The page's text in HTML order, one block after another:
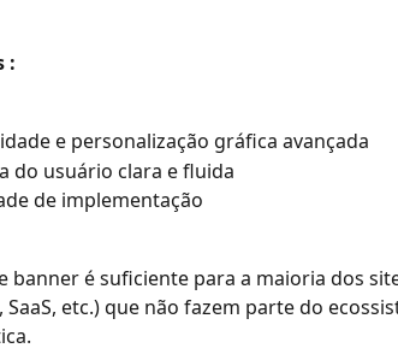
:
e personalização gráfica avançada
do usuário clara e fluida
de implementação
banner é suficiente para a maioria dos
SaaS, etc.) que não fazem parte do